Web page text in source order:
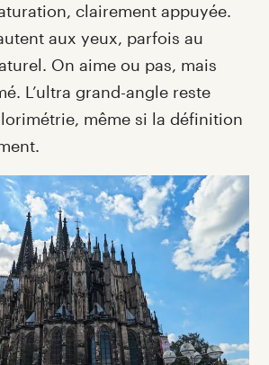
clairement appuyée.
aux yeux, parfois au
On aime ou pas, mais
L’ultra grand-angle reste
même si la définition